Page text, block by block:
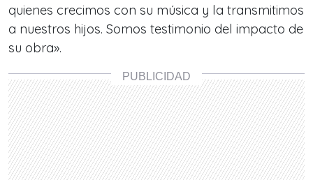
quienes crecimos con su música y la transmitimos
a nuestros hijos. Somos testimonio del impacto de
su obra».